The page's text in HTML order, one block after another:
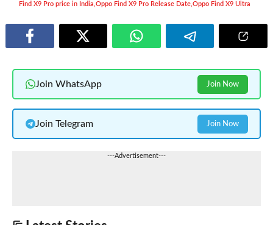
Find X9 Pro price in India Oppo Find X9 Pro Release Date Oppo Find X9 Ultra
Join WhatsApp Join Now
Join Telegram Join Now
---Advertisement---